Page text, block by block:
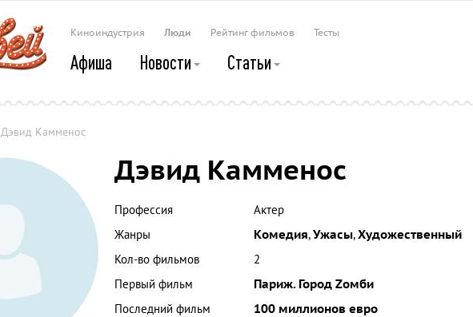
Киноиндустрия Люди Рейтинг фильмов Тесты
Афиша Новости Статьи
Дэвид Камменос
Дэвид Камменос
Профессия
Актер
Жанры
Комедия,Ужасы,Художественный
Кол-во фильмов
2
Первый фильм
Париж. Город Zомби
Последний фильм
100 миллионов евро